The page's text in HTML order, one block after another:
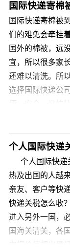
际私人物品运输
各地门到门服
员，自行研发出
工具，实现了网
户共享物流信息
物流管理体系
国际快递一级代
国，作为比较早
从事行李托运的
门服务的托运代
达100多个国家
并且熟悉各海关
的清关派送；
一筹，而服务
值服务可以更好
国际快递寄棉
国际快递寄棉被
们的难免会牵挂
国外的棉被，远
宜，所以很多家
还难以清洗。所
选择国际快递公
寄棉被到加拿大
您可以登录我们
您解答，解决
个人国际快递
个人国际快递
热及出国的人越
亲友、客户等快
快递关税怎么收
进入另外一国，
国海关清关，各